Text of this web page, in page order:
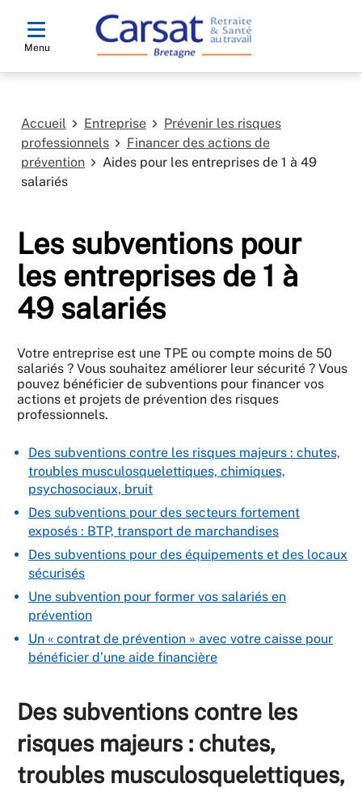
Menu
Accueil Entreprise
Prévenir les risques
professionnels
Financer des actions de
prévention
Aides pour les entreprises de 1 à 49
salariés
Les subventions pour
les entreprises de 1 à
49 salariés
Votre entreprise est une TPE ou compte moins de 50
salariés ? Vous souhaitez améliorer leur sécurité ? Vous
pouvez bénéficier de subventions pour financer vos
actions et projets de prévention des risques
professionnels.
Des subventions contre les risques majeurs : chutes,
troubles musculosquelettiques, chimiques,
psychosociaux, bruit
Des subventions pour des secteurs fortement
exposés : BTP, transport de marchandises
Des subventions pour des équipements et des locaux
sécurisés
Une subvention pour former vos salariés en
prévention
Un « contrat de prévention » avec votre caisse pour
bénéficier d’une aide financière
Des subventions contre les
risques majeurs : chutes,
troubles musculosquelettiques,